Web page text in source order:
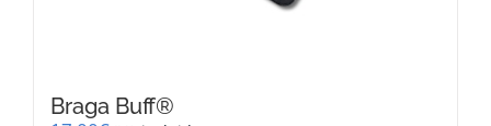
Braga Buff®